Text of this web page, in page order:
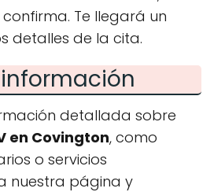
Te llegará un
detalles de la cita.
detallada sobre
en Covington, como
o servicios
nuestra página y